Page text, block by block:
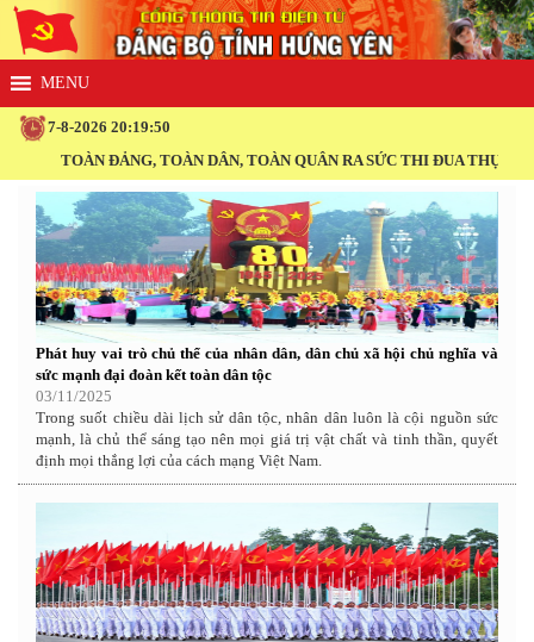
7-8-2026 20:19:50
ĐẢNG, TOÀN DÂN, TOÀN QUÂN RA SỨC THI ĐUA THỰC HIỆN
Phát huy vai trò chủ thể của nhân dân, dân chủ xã hội chủ nghĩa và
sức mạnh đại đoàn kết toàn dân tộc
03/11/2025
Trong suốt chiều dài lịch sử dân tộc, nhân dân luôn là cội nguồn sức
mạnh, là chủ thể sáng tạo nên mọi giá trị vật chất và tinh thần, quyết
định mọi thắng lợi của cách mạng Việt Nam.